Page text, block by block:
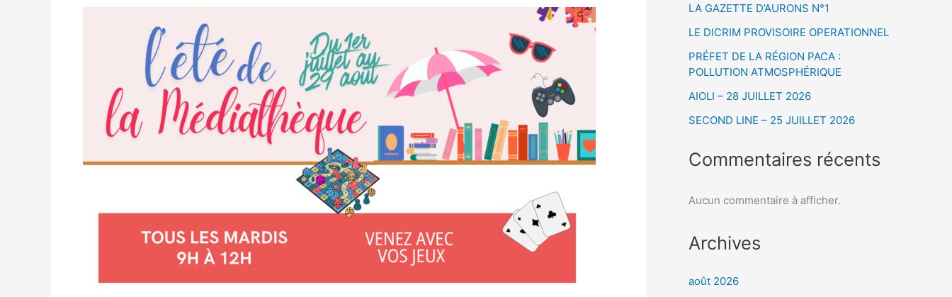
Médiathèque
LA GAZETTE D’AURONS N°1
LE DICRIM PROVISOIRE OPERATIONNEL
PRÉFET DE LA RÉGION PACA :
POLLUTION ATMOSPHÉRIQUE
AIOLI – 28 JUILLET 2026
SECOND LINE – 25 JUILLET 2026
Commentaires récents
Aucun commentaire à afficher.
Archives
août 2026